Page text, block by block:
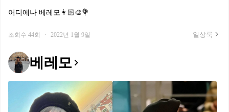
어디에나 베레모👩🏻‍🎨💐
조회수 44회 · 2022년 1월 9일 일상룩
베레모